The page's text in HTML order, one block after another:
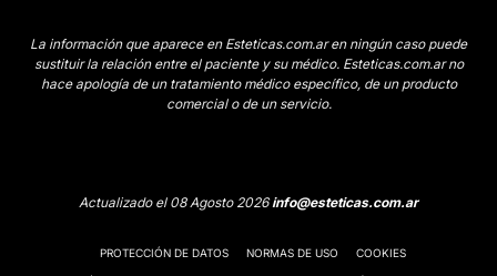
La información que aparece en Esteticas.com.ar en ningún caso puede
sustituir la relación entre el paciente y su médico. Esteticas.com.ar no
hace apología de un tratamiento médico específico, de un producto
comercial o de un servicio.
Actualizado el 08 Agosto 2026info@esteticas.com.ar
PROTECCIÓN DE DATOS NORMAS DE USO COOKIES